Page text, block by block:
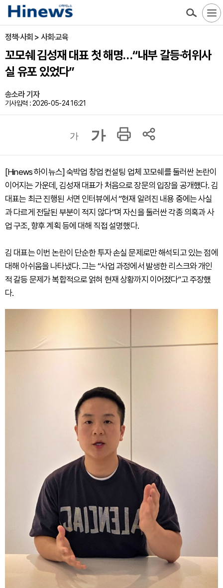
정책·사회 > 사회·교육
꼬모쉐 김성재 대표 첫 해명…“내부 갈등·허위사
실 유포 있었다”
송소라 기자
기사입력 : 2026-05-24 16:21
가 가
[Hinews 하이뉴스] 숙박업 창업 컨설팅 업체 꼬모쉐를 둘러싼 논란이
이어지는 가운데, 김성재 대표가 처음으로 장문의 입장을 공개했다. 김
대표는 최근 진행된 서면 인터뷰에서 “현재 알려진 내용 중에는 사실
과 다르게 전달된 부분이 적지 않다”며 자신을 둘러싼 각종 의혹과 사
업 구조, 향후 계획 등에 대해 직접 설명했다.
김 대표는 이번 논란이 단순한 투자 손실 문제로만 해석되고 있는 점에
대해 아쉬움을 나타냈다. 그는 “사업 과정에서 발생한 리스크와 개인
적 갈등 문제가 복합적으로 얽혀 현재 상황까지 이어졌다”고 주장했
다.